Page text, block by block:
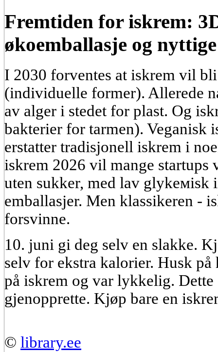
Fremtiden for iskrem:
økoemballasje og
I 2030 forventes at iskrem vil
(individuelle former). Allerede
av alger i stedet for plast. Og
bakterier for tarmen). Veganisk
erstatter tradisjonell iskrem i
iskrem 2026 vil mange startups
uten sukker, med lav glykемisk
emballasjer. Men klassikeren -
forsvinne.
10. juni gi deg selv en slakke.
selv for ekstra kalorier. Husk
på iskrem og var lykkelig.
gjenopprette. Kjøp bare en
© library.ee